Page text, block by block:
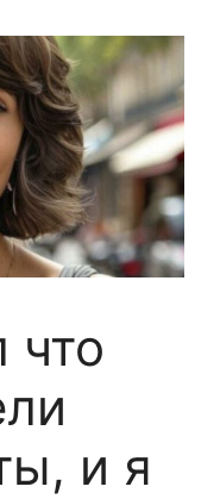
что
и я